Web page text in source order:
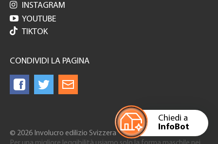
Chiedi a
InfoBot
 INSTAGRAM
 YOUTUBE
TIKTOK
CONDIVIDI LA PAGINA
© 2026 Involucro edilizio Svizzera